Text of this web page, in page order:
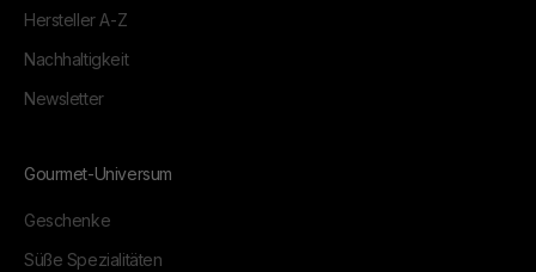
Hersteller A-Z
Nachhaltigkeit
Newsletter
Gourmet-Universum
Geschenke
Süße Spezialitäten